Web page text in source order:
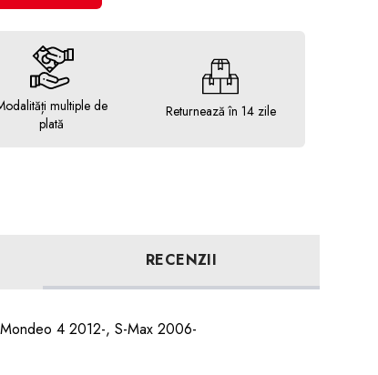
multiple de
plată
Returnează în 14 zile
RECENZII
4 2012-, S-Max 2006-